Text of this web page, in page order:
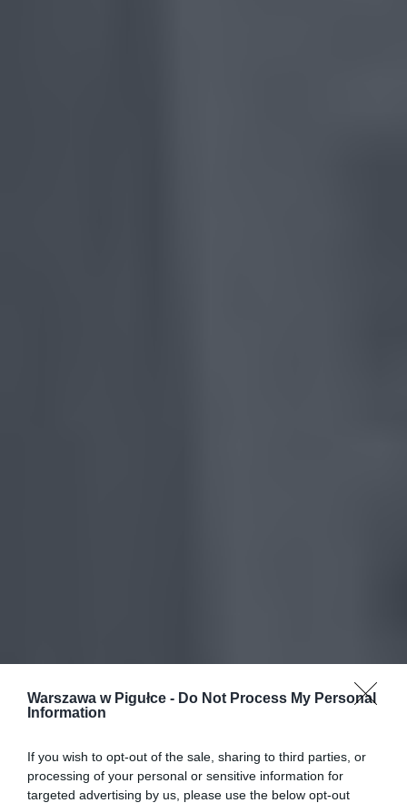
Warszawa w Pigułce - Do Not Process My Personal
Information
If you wish to opt-out of the sale, sharing to third parties, or
processing of your personal or sensitive information for
targeted advertising by us, please use the below opt-out